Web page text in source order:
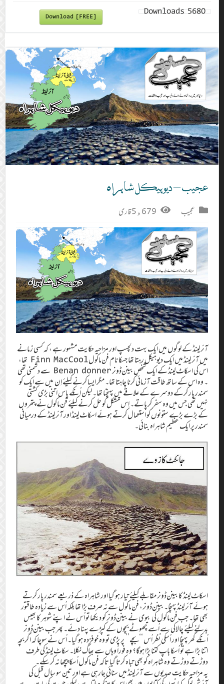
Download [FREE] 5680
Downloads
عجیب – دیوہیکل شاہراہ
عجیب 5,679 قاری
آئرلینڈ کے لوگوں میں ایک بہت دلچسپ اور مزاحیہ حکایت مشہور ہے ، کہ کسی زمانے
میں آئرلینڈ میں ایک دیوہیکل رہتا تھا جسکا نام فن‌ماکولFinn MacCool تھا،‏
اس کی اسکاٹ‌لینڈ کے ایک شخص بینن‌ڈونر Benan donner سے دشمنی تھی
۔ وہ اس کے ساتھ طاقت آزمائی کرنا چاہتا تھا۔‏ مگر ایسا کرنے کیلئے اِن میں سے ایک کو
سمندر پار کرکے دوسرے کے علاقے میں پہنچنا تھا۔‏ لیکن اُنکے پاس اتنی بڑی کشتی
نہیں تھی جس میں وہ سفر کر پاتے۔‏ اِس مشکل کو حل کرنے کیلئے فن‌ماکول نے پتھروں
کے بڑے بڑے ستونوں کو استعمال کرتے ہوئے اسکاٹ‌لینڈ اور آئرلینڈ کے درمیانی
سمندر پر ایک عظیم شاہراہ بنائی۔‏
اسکاٹ‌لینڈ کا بینن‌ڈونر مقابلے کیلئے تیار ہو گیا اور شاہراہ کے ذریعے سمندر پار کرتے
ہوئے آئرلینڈ پہنچا۔‏ بینن‌ڈونر،‏ فن‌ماکول سے نہ صرف بڑا تھا بلکہ اُس سے زیادہ طاقتور
بھی تھا۔‏ جب فن‌ماکول کی بیوی نے بینن‌ڈونر کو دیکھا تو اُس نے اپنے شوہر کا بھیس
بدلنے کیلئے چالاکی سے اُسے چھوٹے بچوں کے کپڑے پہنا دئے۔‏ پھر جب بینن‌ڈونر
اُنکے گھر پہنچا اور اُسکی نظر اُس ‘‘‏بچے’’ ‏ پر پڑی تو وہ خوفزدہ ہو گیا۔‏ اُس نے سوچا کہ اگر بچہ
اتنا بڑا ہے تو اُسکا باپ کتنا بڑا ہوگا؟‏ وہ فوراً وہاں سے بھاگ نکلا۔‏ سکاٹ‌لینڈ کی طرف
دوڑتے دوڑتے وہ شاہراہ کو بھی تباہ کرتا گیا تاکہ فن‌ماکول اُسکا پیچھا نہ کر سکے۔‏
یہ مزاحیہ حکایت صدیوں سے آئرلینڈ میں سنائی جارہی ہے اور تین سو سال قبل کی